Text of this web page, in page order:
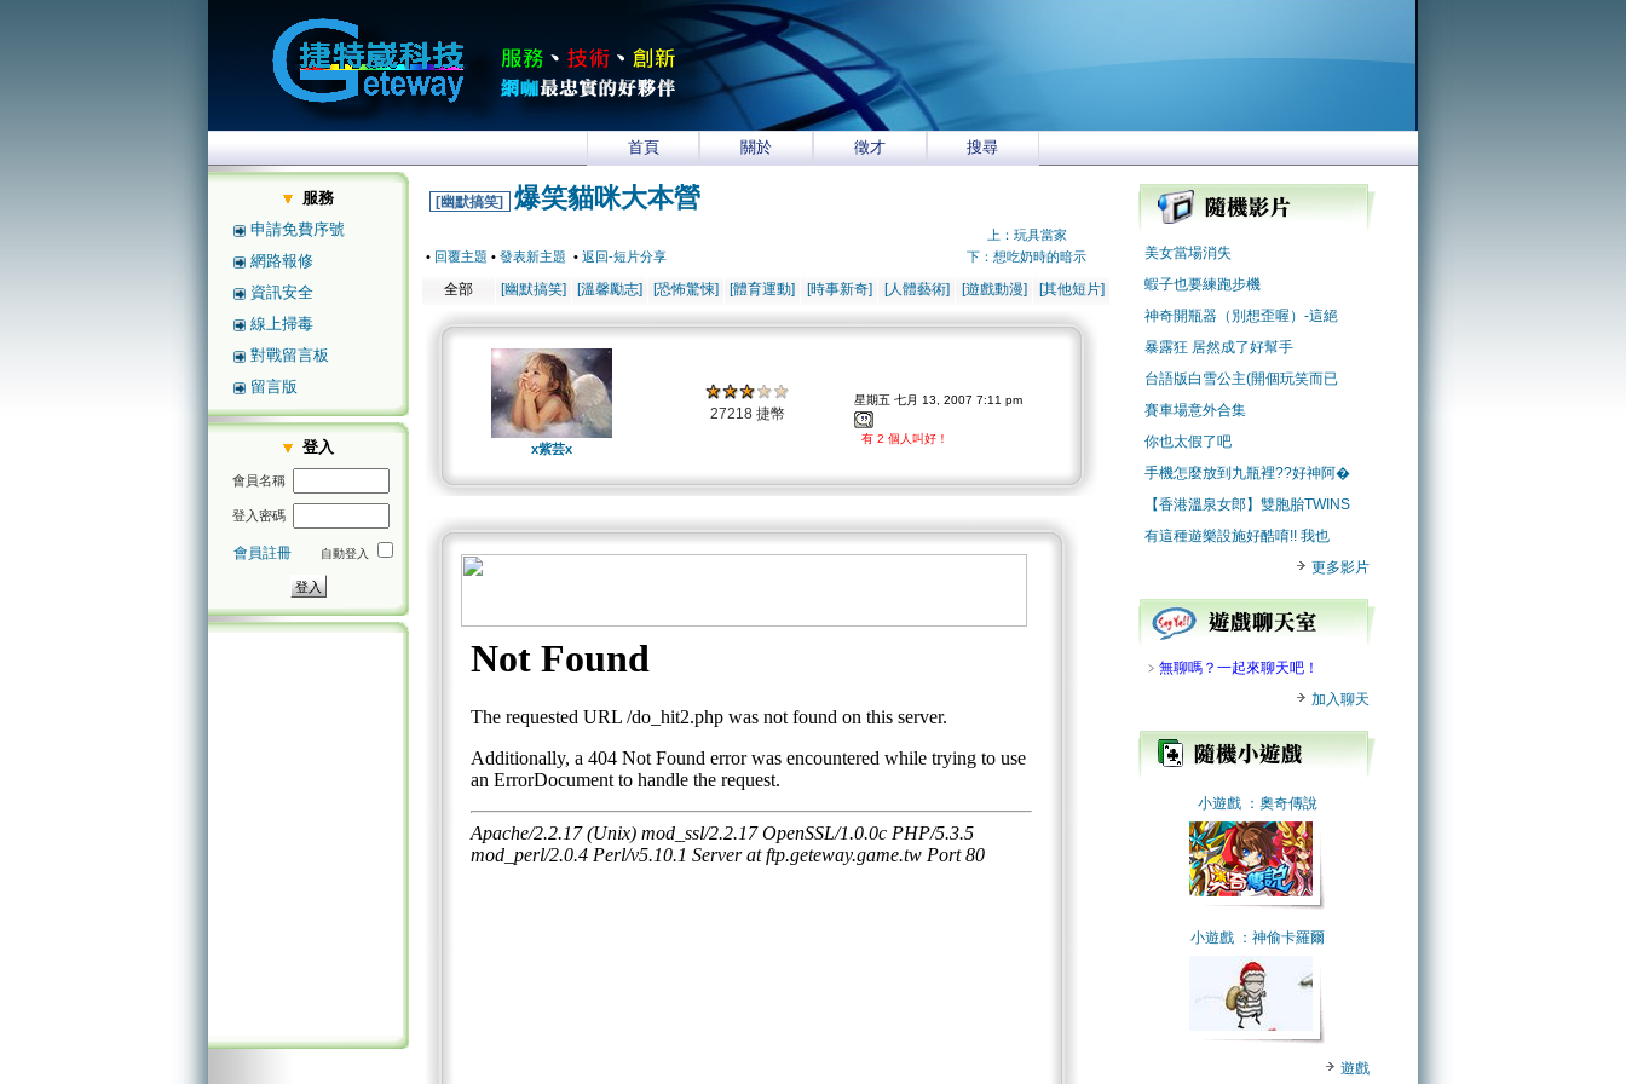
首頁 關於 徵才 搜尋
服務
申請免費序號
網路報修
資訊安全
線上掃毒
對戰留言板
留言版
登入
會員名稱
登入密碼
會員註冊 自動登入
[幽默搞笑] 爆笑貓咪大本營
• 回覆主題 • 發表新主題 • 返回-短片分享
上：玩具當家
下：想吃奶時的暗示
全部 [幽默搞笑] [溫馨勵志] [恐怖驚悚] [體育運動] [時事新奇] [人體藝術] [遊戲動漫] [其他短片]
x紫芸x
27218 捷幣
星期五 七月 13, 2007 7:11 pm
有 2 個人叫好！
美女當場消失
蝦子也要練跑步機
神奇開瓶器（別想歪喔）-這絕
暴露狂 居然成了好幫手
台語版白雪公主(開個玩笑而已
賽車場意外合集
你也太假了吧
手機怎麼放到九瓶裡??好神阿�
【香港溫泉女郎】雙胞胎TWINS
有這種遊樂設施好酷唷!! 我也
更多影片
﹥ 無聊嗎？一起來聊天吧！
加入聊天
小遊戲 ：奧奇傳說
小遊戲 ：神偷卡羅爾
遊戲